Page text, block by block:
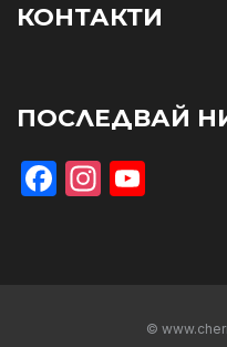
КОНТАКТИ
ПОСЛЕДВАЙ
Facebook
©